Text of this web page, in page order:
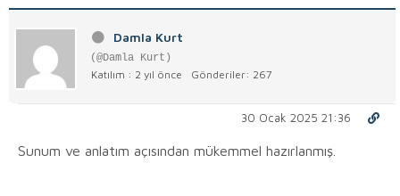
Damla Kurt
(@Damla Kurt)
Katılım : 2 yıl önce Gönderiler: 267
30 Ocak 2025 21:36
Sunum ve anlatım açısından mükemmel hazırlanmış.